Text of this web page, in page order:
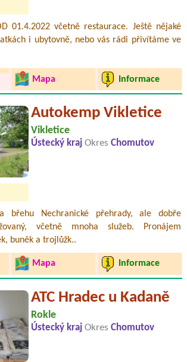
01.4.2022 včetně restaurace. Ještě nějaké
i ubytovně, nebo vás rádi přivítáme ve
Mapa Informace
Autokemp Vikletice
Vikletice
Ústecký kraj Okres Chomutov
břehu Nechranické přehrady, ale dobře
včetně mnoha služeb. Pronájem
buněk a trojlůžk..
Mapa Informace
ATC Hradec u Kadaně
Rokle
Ústecký kraj Okres Chomutov